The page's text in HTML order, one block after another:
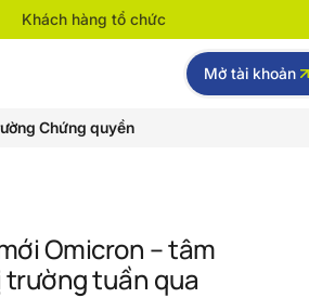
Khách hàng tổ chức
Mở tài khoản
Chứng quyền
Omicron – tâm
trường tuần qua